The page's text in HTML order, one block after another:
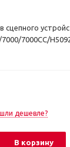
сцепного
7000CC/
дешевле?
В корзину